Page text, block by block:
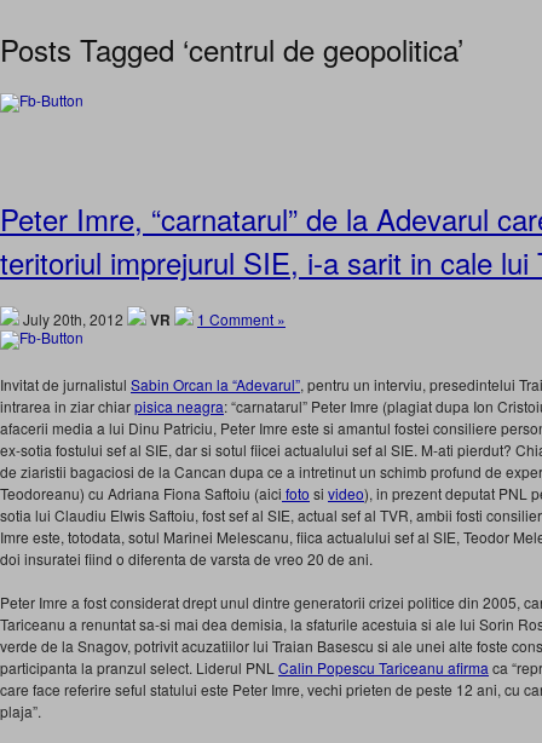
Posts Tagged ‘centrul de geopolitica’
Peter Imre, “carnatarul” de la Adevarul
teritoriul imprejurul SIE, i-a sarit in cale lui
July 20th, 2012 VR 1 Comment »
Invitat de jurnalistul Sabin Orcan la “Adevarul”, pentru un interviu, presedintelui
intrarea in ziar chiarpisica neagra: “carnatarul” Peter Imre (plagiat dupa Ion
afacerii media a lui Dinu Patriciu, Peter Imre este si amantul fostei consiliere
ex-sotia fostului sef al SIE, dar si sotul fiicei actualului sef al SIE. M-ati pierdut?
de ziaristii bagaciosi de la Cancan dupa ce a intretinut un schimb profund de
Teodoreanu) cu Adriana Fiona Saftoiu (aici foto si video), in prezent deputat PNL
sotia lui Claudiu Elwis Saftoiu, fost sef al SIE, actual sef al TVR, ambii fosti
Imre este, totodata, sotul Marinei Melescanu, fiica actualului sef al SIE, Teodor
doi insuratei fiind o diferenta de varsta de vreo 20 de ani.
Peter Imre a fost considerat drept unul dintre generatorii crizei politice din 2005,
Tariceanu a renuntat sa-si mai dea demisia, la sfaturile acestuia si ale lui Sorin
verde de la Snagov, potrivit acuzatiilor lui Traian Basescu si ale unei alte foste
participanta la pranzul select. Liderul PNL Calin Popescu Tariceanu afirma ca
care face referire seful statului este Peter Imre, vechi prieten de peste 12 ani, cu
plaja”.